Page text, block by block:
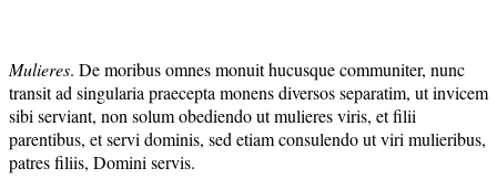
Mulieres. De moribus omnes monuit hucusque communiter, nunc
transit ad singularia praecepta monens diversos separatim, ut invicem
sibi serviant, non solum obediendo ut mulieres viris, et filii
parentibus, et servi dominis, sed etiam consulendo ut viri mulieribus,
patres filiis, Domini servis.